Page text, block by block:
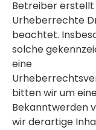
Betreiber erstellt
Urheberrechte
beachtet.
solche
eine
bitten wir um
Bekanntwerden
wir derartige